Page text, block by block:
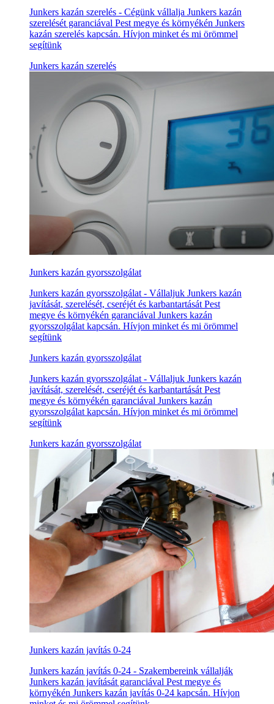
Junkers kazán szerelés - Cégünk vállalja Junkers kazán
szerelését garanciával Pest megye és környékén Junkers
kazán szerelés kapcsán. Hívjon minket és mi örömmel
segítünk
Junkers kazán szerelés
Junkers kazán gyorsszolgálat
Junkers kazán gyorsszolgálat - Vállaljuk Junkers kazán
javítását, szerelését, cseréjét és karbantartását Pest
megye és környékén garanciával Junkers kazán
gyorsszolgálat kapcsán. Hívjon minket és mi örömmel
segítünk
Junkers kazán gyorsszolgálat
Junkers kazán gyorsszolgálat - Vállaljuk Junkers kazán
javítását, szerelését, cseréjét és karbantartását Pest
megye és környékén garanciával Junkers kazán
gyorsszolgálat kapcsán. Hívjon minket és mi örömmel
segítünk
Junkers kazán gyorsszolgálat
Junkers kazán javítás 0-24
Junkers kazán javítás 0-24 - Szakembereink vállalják
Junkers kazán javítását garanciával Pest megye és
környékén Junkers kazán javítás 0-24 kapcsán. Hívjon